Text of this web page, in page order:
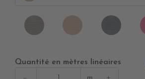
DB0104
TAUPE
DB0113
BEIGE
DB0114
GRIS
Quantité en mètres linéaires